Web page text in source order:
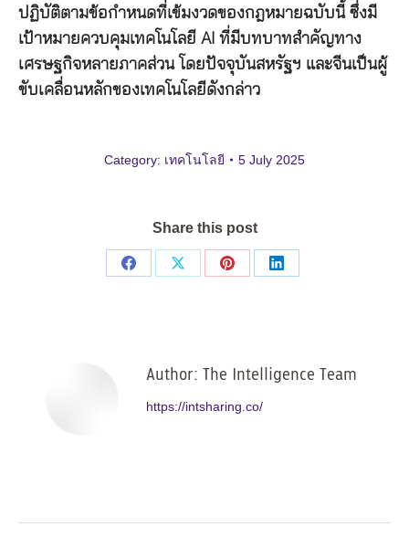
ปฏิบัติตามข้อกำหนดที่เข้มงวดของกฎหมายฉบับนี้ ซึ่งมี
เป้าหมายควบคุมเทคโนโลยี AI ที่มีบทบาทสำคัญทาง
เศรษฐกิจหลายภาคส่วน โดยปัจจุบันสหรัฐฯ และจีนเป็นผู้
ขับเคลื่อนหลักของเทคโนโลยีดังกล่าว
Category: เทคโนโลยี 5 July 2025
Share this post
Share
Share
Share
Share
Author: The Intelligence Team
https://intsharing.co/